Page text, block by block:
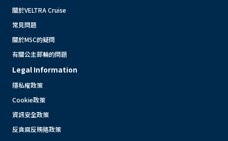
關於VELTRA Cruise
常見問題
關於MSC的疑問
有關公主郵輪的問題
Legal Information
隱私權政策
Cookie政策
資訊安全政策
反貪腐反賄賂政策